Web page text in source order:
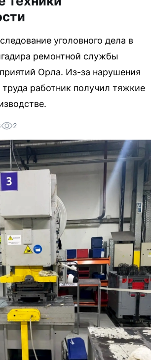
уголовного дела в
ремонтной службы
Орла. Из-за нарушения
работник получил тяжкие
2